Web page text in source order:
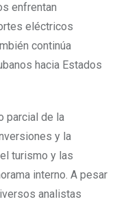
enfrentan
eléctricos
continúa
hacia Estados
parcial de la
y la
turismo y las
interno. A pesar
analistas